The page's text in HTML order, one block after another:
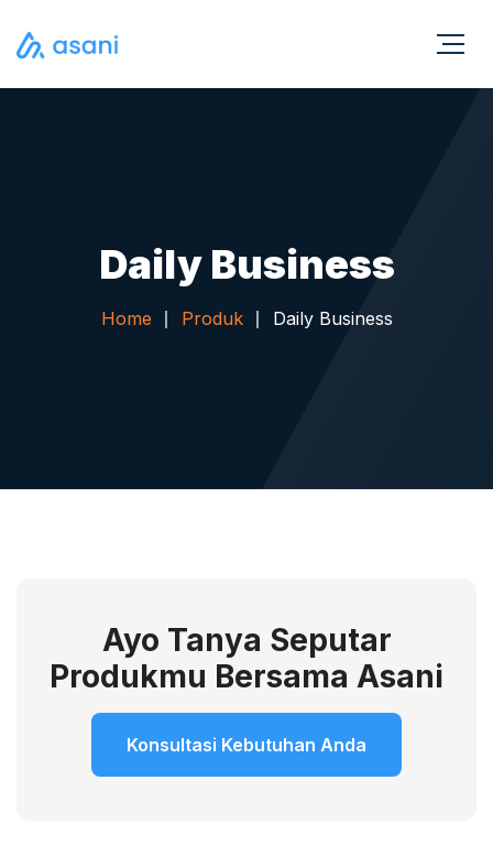
Daily Business
Home Produk Daily Business
Ayo Tanya Seputar
Produkmu Bersama Asani
Konsultasi Kebutuhan Anda